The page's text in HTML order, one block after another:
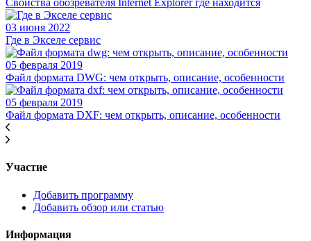
Свойства обозревателя Internet Explorer где находится
03 июня 2022
Где в Экселе сервис
05 февраля 2019
Файл формата DWG: чем открыть, описание, особенности
05 февраля 2019
Файл формата DXF: чем открыть, описание, особенности
Участие
Добавить программу
Добавить обзор или статью
Информация